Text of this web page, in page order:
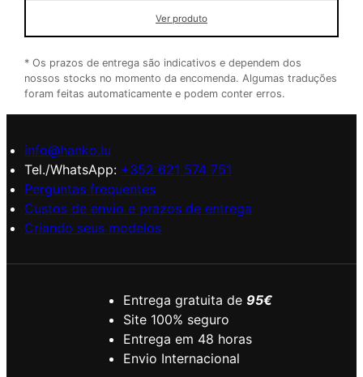
Ver produto
* Os prazos de entrega são indicativos e dependem dos
nossos stocks no momento da encomenda. Algumas traduções
foram feitas automaticamente e podem conter erros.
info@hanko.lu
Tel./WhatsApp: +352 621 574 751
Perguntas frequentes
Custos de envio e prazos de entrega
Criando seus modelos
Entrega gratuita de 95€
Site 100% seguro
Entrega em 48 horas
Envio Internacional